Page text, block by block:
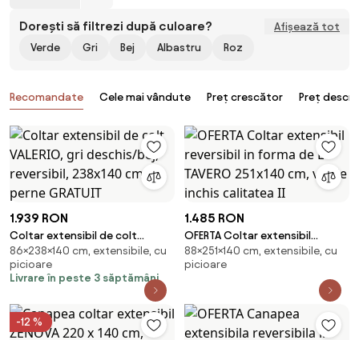
Dorești să filtrezi după culoare?
Afișează tot
Verde
Gri Bej Albastru Roz
Produse
Recomandate Cele mai vândute Preț crescător Preț
1.939 RON
Coltar extensibil de colt
VALERIO, gri deschis/bej,
reversibil, 238x140 cm + 2 perne
GRATUIT
86×238×140 cm, extensibile, cu
picioare
Livrare în peste 3 săptămâni
1.485 RON
OFERTA Coltar extensibil
reversibil in forma de L TAVERO
251x140 cm, verde inchis
88×251×140 cm, extensibile, cu
picioare
-12 %